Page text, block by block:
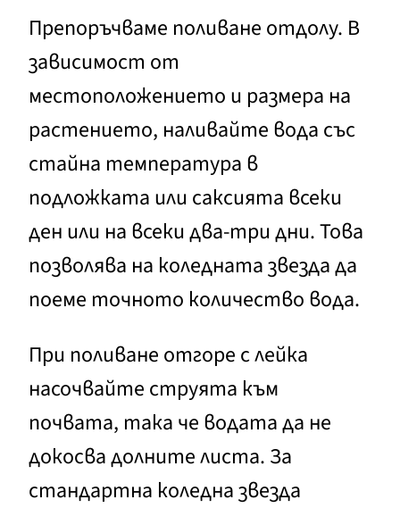
Препоръчваме поливане отдолу. В
зависимост от
местоположението и размера на
растението, наливайте вода със
стайна температура в
подложката или саксията всеки
ден или на всеки два-три дни. Това
позволява на коледната звезда да
поеме точното количество вода.
При поливане отгоре с лейка
насочвайте струята към
почвата, така че водата да не
докосва долните листа. За
стандартна коледна звезда